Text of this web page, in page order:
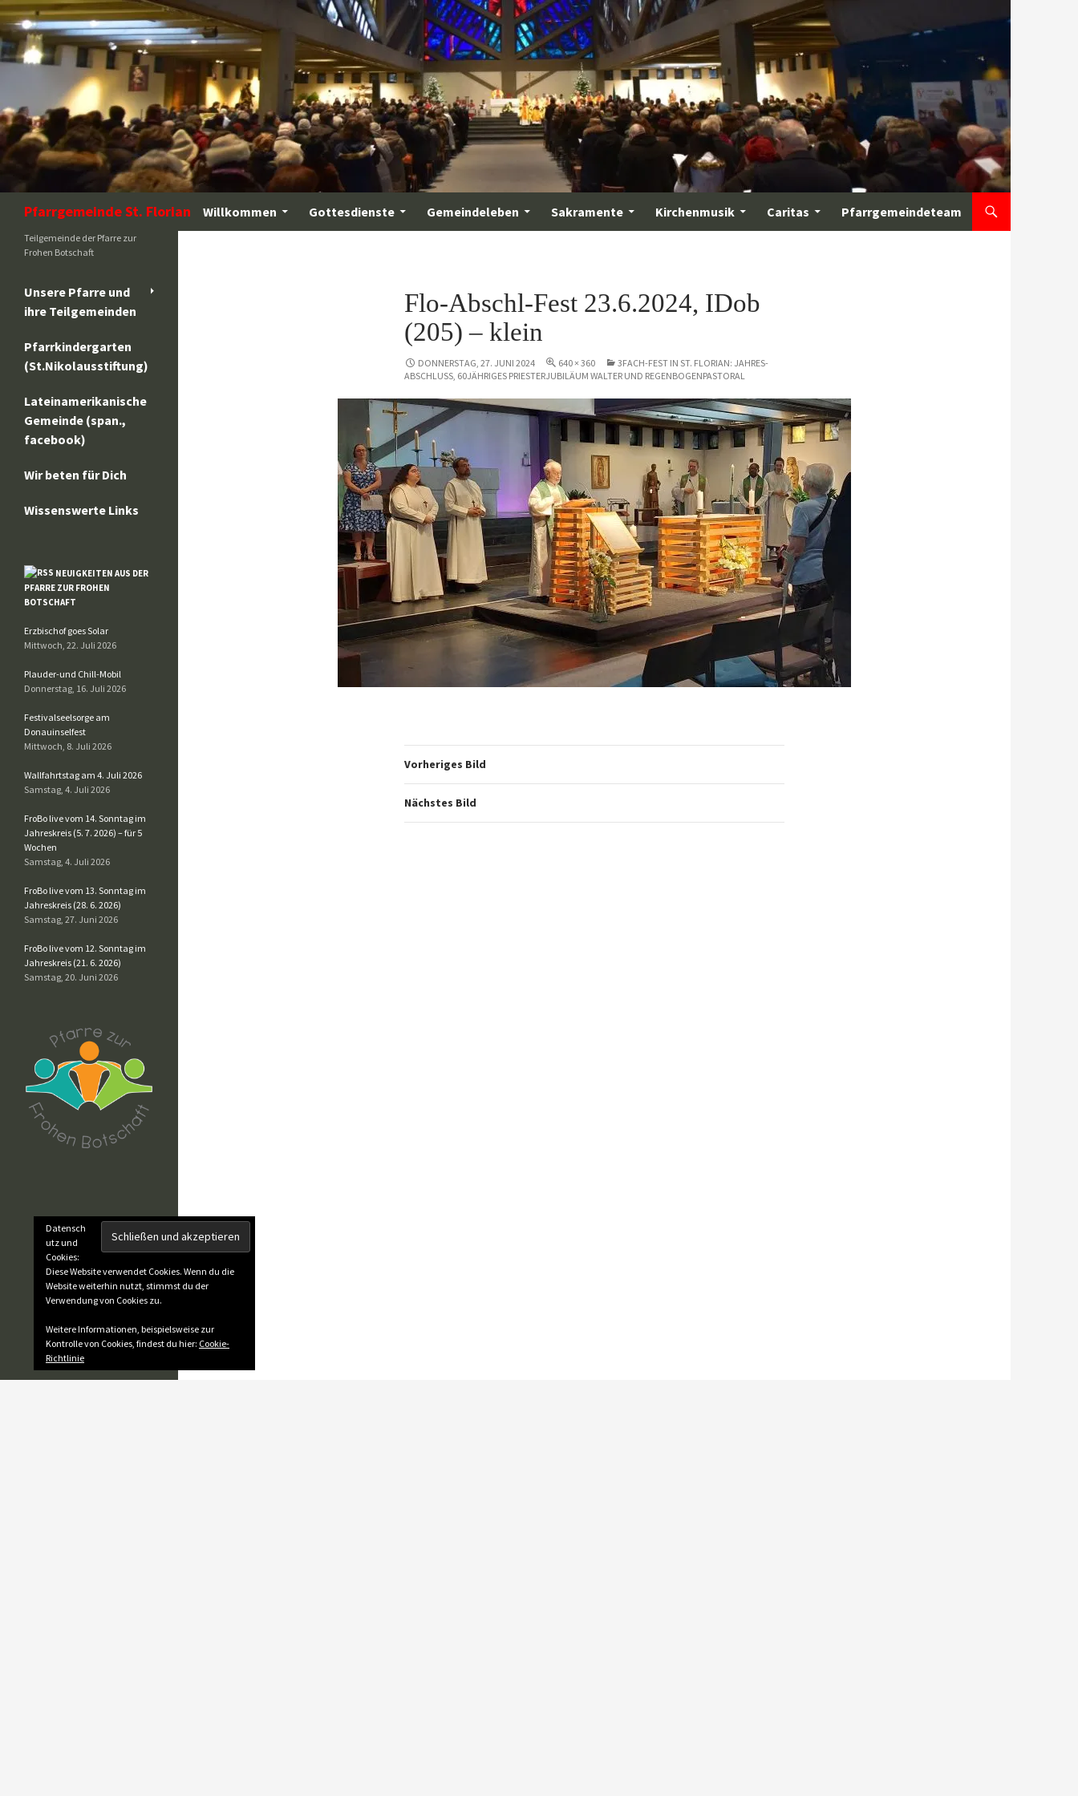
Zum
Inhalt
springen
Pfarrgemeinde St. Florian Willkommen Gottesdienste Gemeindeleben Sakramente Kirchenmusik Caritas Pfarrgemeindeteam
Flo-Abschl-Fest 23.6.2024, IDob
(205) – klein
DONNERSTAG, 27. JUNI 2024 640 × 360
3FACH-FEST IN ST. FLORIAN: JAHRES-
ABSCHLUSS, 60JÄHRIGES PRIESTERJUBILÄUM WALTER UND REGENBOGENPASTORAL
Vorheriges Bild
Nächstes Bild
Teilgemeinde der Pfarre zur
Frohen Botschaft
Unsere Pfarre und
ihre Teilgemeinden
Pfarrkindergarten
(St.Nikolausstiftung)
Lateinamerikanische
Gemeinde (span.,
facebook)
Wir beten für Dich
Wissenswerte Links
NEUIGKEITEN AUS DER
PFARRE ZUR FROHEN
BOTSCHAFT
Erzbischof goes Solar
Mittwoch, 22. Juli 2026
Plauder-und Chill-Mobil
Donnerstag, 16. Juli 2026
Festivalseelsorge am
Donauinselfest
Mittwoch, 8. Juli 2026
Wallfahrtstag am 4. Juli 2026
Samstag, 4. Juli 2026
FroBo live vom 14. Sonntag im
Jahreskreis (5. 7. 2026) – für 5
Wochen
Samstag, 4. Juli 2026
FroBo live vom 13. Sonntag im
Jahreskreis (28. 6. 2026)
Samstag, 27. Juni 2026
FroBo live vom 12. Sonntag im
Jahreskreis (21. 6. 2026)
Samstag, 20. Juni 2026
Datensch
utz und
Cookies:
Diese Website verwendet Cookies. Wenn du die
Website weiterhin nutzt, stimmst du der
Verwendung von Cookies zu.
Weitere Informationen, beispielsweise zur
Kontrolle von Cookies, findest du hier: Cookie-
Richtlinie